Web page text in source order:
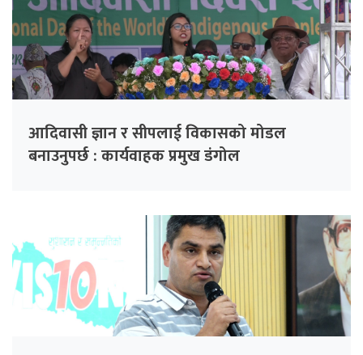
आदिवासी ज्ञान र सीपलाई विकासको मोडल
बनाउनुपर्छ : कार्यवाहक प्रमुख डंगोल